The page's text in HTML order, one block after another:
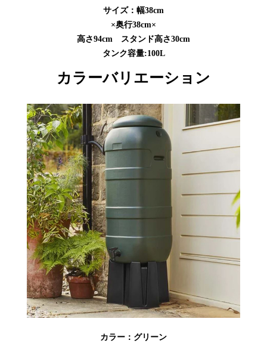
サイズ：幅38cm
×奥行38cm×
高さ94cm スタンド高さ30cm
タンク容量:100L
カラーバリエーション
カラー：グリーン